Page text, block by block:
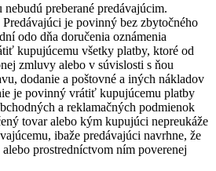
preberané predávajúcim.
je povinný bez zbytočného
odo dňa doručenia oznámenia
kupujúcemu všetky platby, ktoré od
zmluvy alebo v súvislosti s ňou
dodanie a poštovné a iných nákladov
je povinný vrátiť kupujúcemu platby
a reklamačných podmienok
tovar alebo kým kupujúci nepreukáže
ibaže predávajúci navrhne, že
prostredníctvom ním poverenej